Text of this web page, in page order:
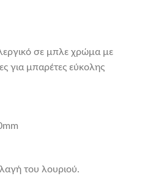
σε μπλε χρώμα με
για μπαρέτες εύκολης
του λουριού.